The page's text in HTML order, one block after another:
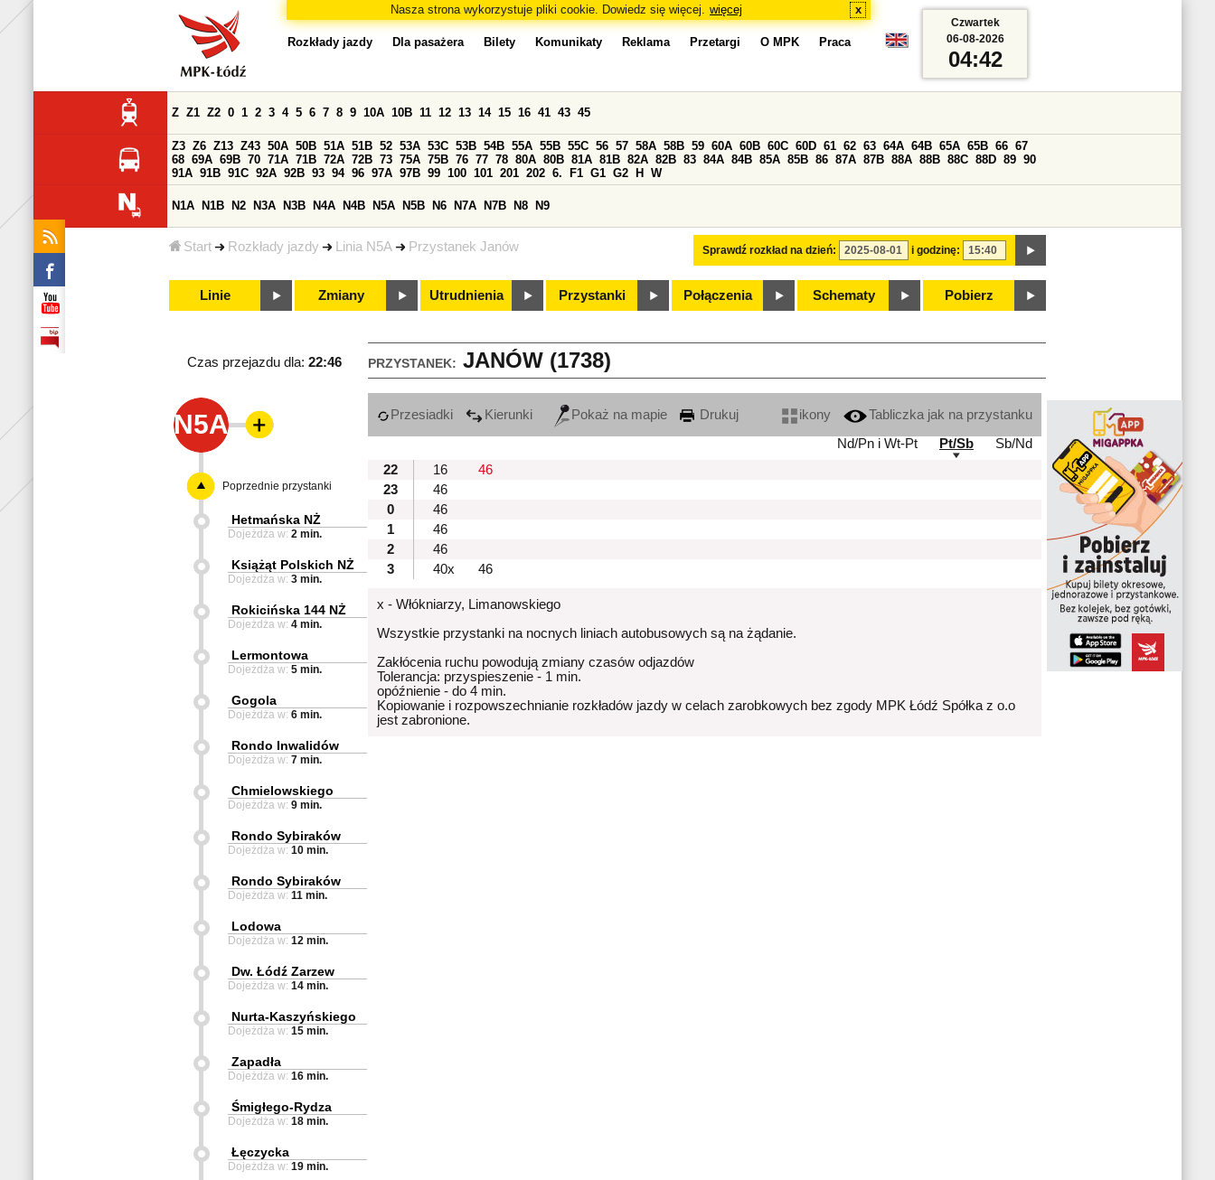
Nasza strona wykorzystuje pliki cookie. Dowiedz się więcej. więcej x
Start Rozkłady jazdy Linia N5A Przystanek Janów
Rozkłady jazdy Dla pasażera Bilety Komunikaty Reklama Przetargi O MPK Praca
Sprawdź rozkład na dzień: i godzinę:
Z Z1 Z2 0 1 2 3 4 5 6 7 8 9 10A 10B 11 12 13 14 15 16 41 43 45
Z3 Z6 Z13 Z43 50A 50B 51A 51B 52 53A 53C 53B 54B 55A 55B 55C 56 57 58A 58B 59 60A 60B 60C 60D 61 62 63 64A 64B 65A 65B 66 67
68 69A 69B 70 71A 71B 72A 72B 73 75A 75B 76 77 78 80A 80B 81A 81B 82A 82B 83 84A 84B 85A 85B 86 87A 87B 88A 88B 88C 88D 89 90
91A 91B 91C 92A 92B 93 94 96 97A 97B 99 100 101 201 202 6. F1 G1 G2 H W
N1A N1B N2 N3A N3B N4A N4B N5A N5B N6 N7A N7B N8 N9
Linie Zmiany Utrudnienia Przystanki Połączenia Schematy Pobierz
Czwartek
06-08-2026
04:42
PRZYSTANEK: JANÓW (1738)
Czas przejazdu dla: 22:46
N5A Przesiadki Kierunki Pokaż na mapie Drukuj ikony
Tabliczka jak na przystanku
Nd/Pn i Wt-Pt
Pt/Sb
Sb/Nd
22
16
46
23
46
0
46
1
46
2
46
3
40x 46
x - Włókniarzy, Limanowskiego
Wszystkie przystanki na nocnych liniach autobusowych są na żądanie.
Zakłócenia ruchu powodują zmiany czasów odjazdów
Tolerancja: przyspieszenie - 1 min.
opóźnienie - do 4 min.
Kopiowanie i rozpowszechnianie rozkładów jazdy w celach zarobkowych bez zgody MPK Łódź Spółka z o.o
jest zabronione.
Poprzednie przystanki
Hetmańska NŻ
Dojeżdża w: 2 min.
Książąt Polskich NŻ
Dojeżdża w: 3 min.
Rokicińska 144 NŻ
Dojeżdża w: 4 min.
Lermontowa
Dojeżdża w: 5 min.
Gogola
Dojeżdża w: 6 min.
Rondo Inwalidów
Dojeżdża w: 7 min.
Chmielowskiego
Dojeżdża w: 9 min.
Rondo Sybiraków
Dojeżdża w: 10 min.
Rondo Sybiraków
Dojeżdża w: 11 min.
Lodowa
Dojeżdża w: 12 min.
Dw. Łódź Zarzew
Dojeżdża w: 14 min.
Nurta-Kaszyńskiego
Dojeżdża w: 15 min.
Zapadła
Dojeżdża w: 16 min.
Śmigłego-Rydza
Dojeżdża w: 18 min.
Łęczycka
Dojeżdża w: 19 min.